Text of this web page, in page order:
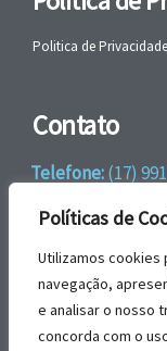
Políticas de
Utilizamos cookies
navegação,
e analisar o nosso
concorda com o
Politica de Privacidade
Contato
Telefone:(17)
WhatsApp:+55
email:
Rua Jatai, nº 81